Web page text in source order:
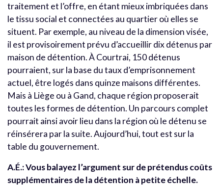
traitement et l’offre, en étant mieux imbriquées dans
le tissu social et connectées au quartier où elles se
situent. Par exemple, au niveau de la dimension visée,
il est provisoirement prévu d’accueillir dix détenus par
maison de détention. À Courtrai, 150 détenus
pourraient, sur la base du taux d’emprisonnement
actuel, être logés dans quinze maisons différentes.
Mais à Liège ou à Gand, chaque région proposerait
toutes les formes de détention. Un parcours complet
pourrait ainsi avoir lieu dans la région où le détenu se
réinsérera par la suite. Aujourd’hui, tout est sur la
table du gouvernement.
A.É.: Vous balayez l’argument sur de prétendus coûts
supplémentaires de la détention à petite échelle.